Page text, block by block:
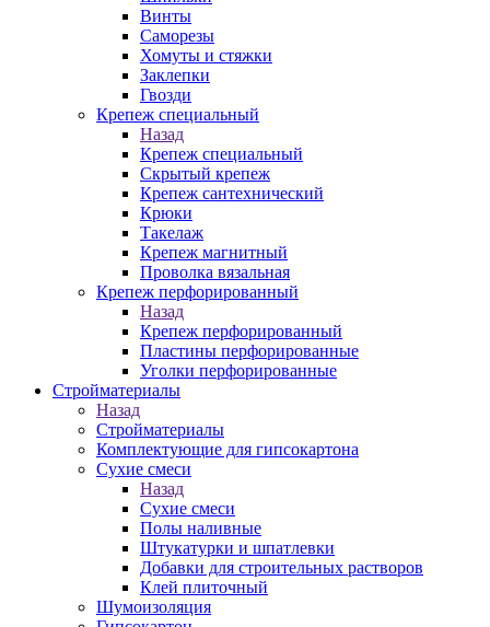
Винты
Саморезы
Хомуты и стяжки
Заклепки
Гвозди
Крепеж специальный
Назад
Крепеж специальный
Скрытый крепеж
Крепеж сантехнический
Крюки
Такелаж
Крепеж магнитный
Проволка вязальная
Крепеж перфорированный
Назад
Крепеж перфорированный
Пластины перфорированные
Уголки перфорированные
Стройматериалы
Назад
Стройматериалы
Комплектующие для гипсокартона
Сухие смеси
Назад
Сухие смеси
Полы наливные
Штукатурки и шпатлевки
Добавки для строительных растворов
Клей плиточный
Шумоизоляция